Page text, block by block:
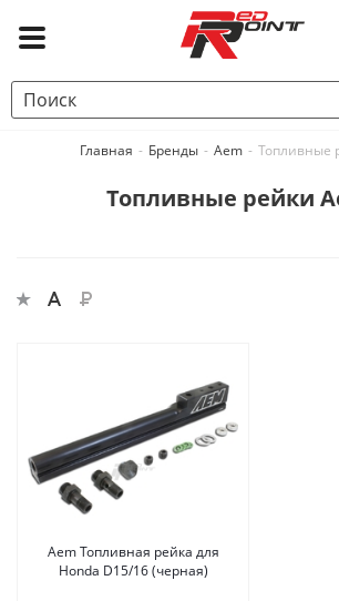
Главная - Бренды - Aem - Топливные
Топливные рейки
Aem Топливная рейка для
Honda D15/16 (черная)